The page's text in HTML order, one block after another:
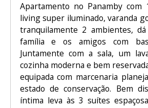
Apartamento no Panamby com
living super iluminado, varanda
tranquilamente 2 ambientes,
família e os amigos com
Juntamente com a sala, um
cozinha moderna e bem
equipada com marcenaria
estado de conservação. Bem
íntima leva às 3 suítes